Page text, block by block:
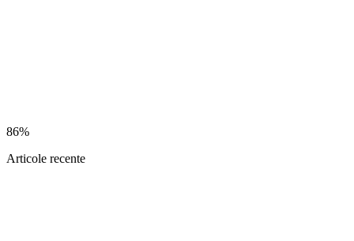
86%
Articole recente